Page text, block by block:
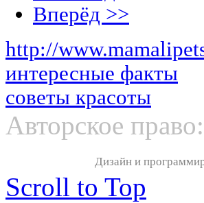
Вперёд >>
http://
интересные факты
советы красоты
Авторское
Дизайн и
Scroll to Top